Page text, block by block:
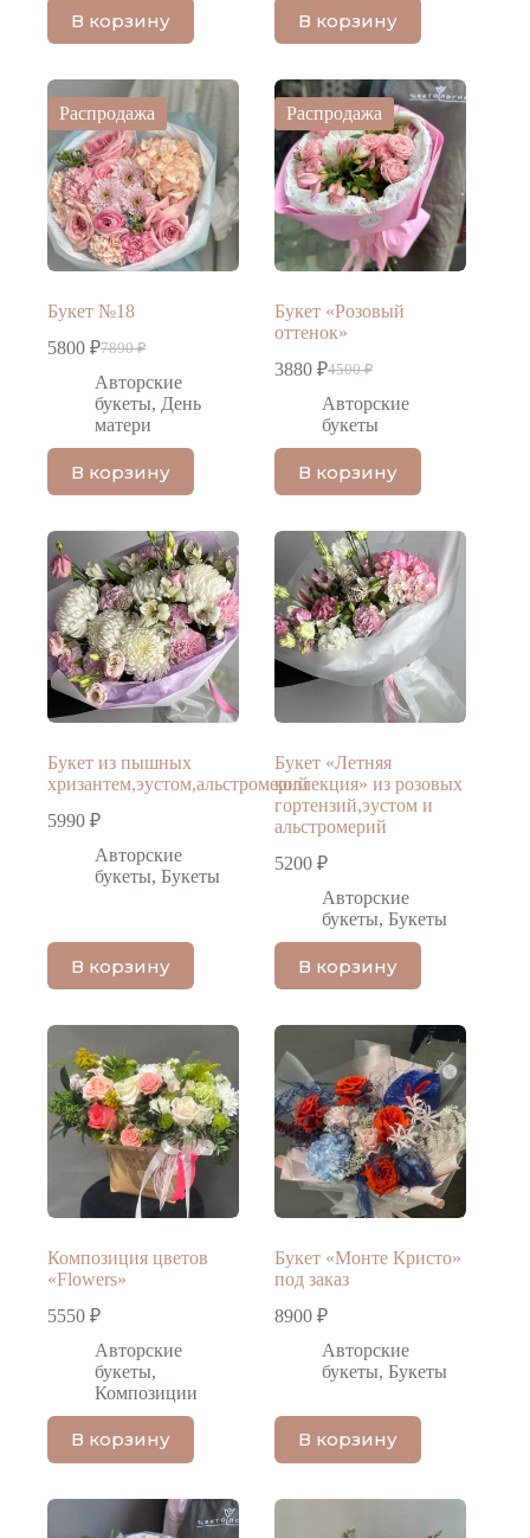
В корзину В корзину
Распродажа
Букет №18
7890₽
Первоначальная
цена
составляла
7890 ₽.
5800 ₽Текущая
цена:
5800 ₽.
Авторские
букеты, День
матери
В корзину
Распродажа
Букет «Розовый
оттенок»
4500₽
Первоначальная
цена
составляла
4500 ₽.
3880₽Текущая
цена:
3880 ₽.
Авторские
букеты
В корзину
Букет из пышных
хризантем,эустом,альстромерий
5990 ₽
Авторские
букеты, Букеты
В корзину
Букет «Летняя
коллекция» из розовых
гортензий,эустом и
альстромерий
5200₽
Авторские
букеты,Букеты
В корзину
Композиция цветов
«Flowers»
5550 ₽
Авторские
букеты,
Композиции
В корзину
Букет «Монте Кристо»
под заказ
8900₽
Авторские
букеты,Букеты
В корзину